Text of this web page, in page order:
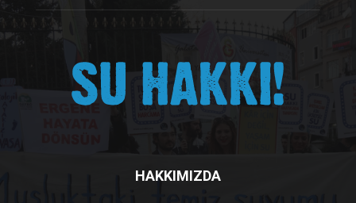
HAKKIMIZDA